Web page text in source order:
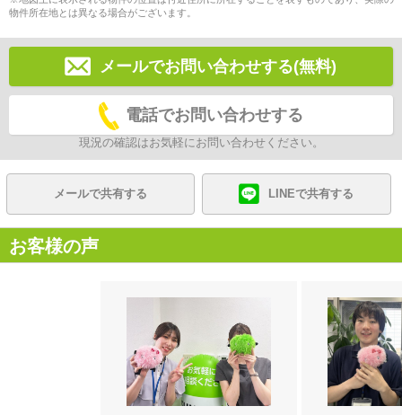
物件所在地とは異なる場合がございます。
メールでお問い合わせする(無料)
電話でお問い合わせする
現況の確認はお気軽にお問い合わせください。
メールで共有する LINEで共有する
お客様の声